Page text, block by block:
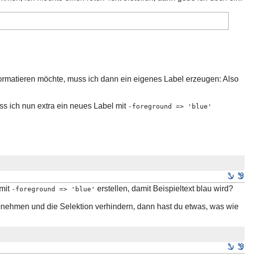
möchte, muss ich dann ein eigenes Label erzeugen: Also
ich nun extra ein neues Label mit -foreground => 'blue'
-foreground => 'blue' erstellen, damit Beispieltext blau wird?
und die Selektion verhindern, dann hast du etwas, was wie